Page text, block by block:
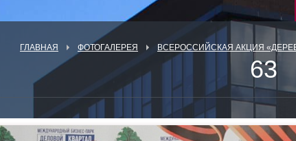
ГЛАВНАЯ ФОТОГАЛЕРЕЯ ВСЕРОССИЙСКАЯ АКЦИЯ
63